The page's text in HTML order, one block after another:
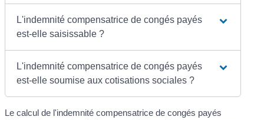
L'indemnité compensatrice de congés payés
est-elle saisissable ?
L'indemnité compensatrice de congés payés
est-elle soumise aux cotisations sociales ?
Le calcul de l'indemnité compensatrice de congés payés